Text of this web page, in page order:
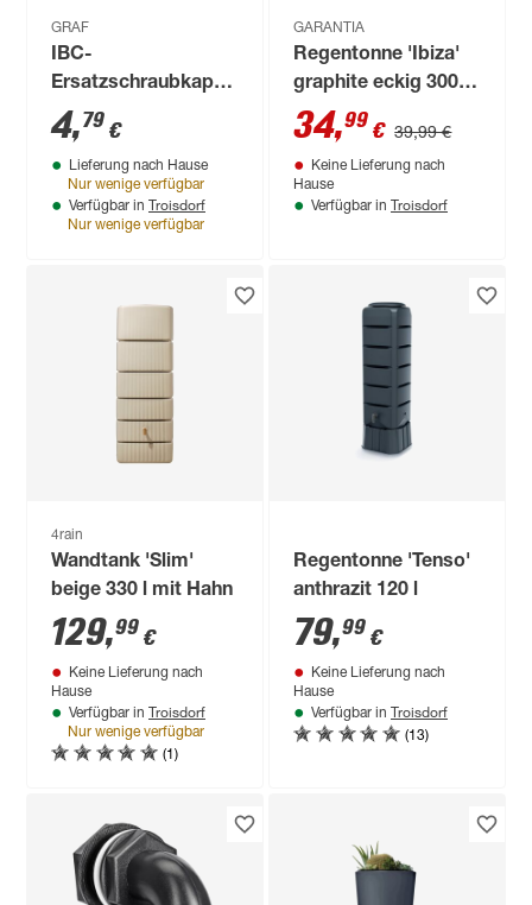
GRAF
IBC-
Ersatzschraubkappe
grün 2"
Grobgewinde
4,79 €
Lieferung nach Hause
Nur wenige verfügbar
Verfügbar in Troisdorf
Nur wenige verfügbar
GARANTIA
Regentonne 'Ibiza'
graphite eckig 300 l
inklusive Deckel und
Hahn
34,99 € 39,99 €
Keine Lieferung nach
Hause
Verfügbar in Troisdorf
4rain
Wandtank 'Slim'
beige 330 l mit Hahn
129,99 €
Keine Lieferung nach
Hause
Verfügbar in Troisdorf
Nur wenige verfügbar
(1)
Regentonne 'Tenso'
anthrazit 120 l
79,99 €
Keine Lieferung nach
Hause
Verfügbar in Troisdorf
(13)